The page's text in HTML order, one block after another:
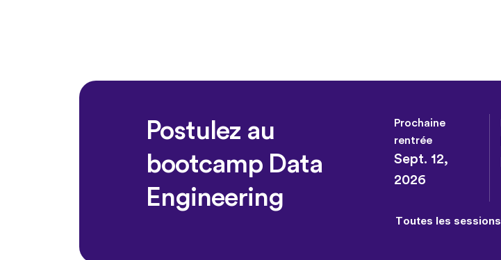
Postulez au
bootcamp Data
Engineering
Prochaine
rentrée
Sept. 12,
2026
Toutes les sessions